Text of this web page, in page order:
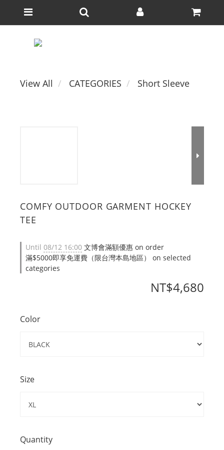
View All CATEGORIES Short Sleeve
COMFY OUTDOOR GARMENT HOCKEY
TEE
Until 08/12 16:00 文博會滿額優惠 on order
滿$5000即享免運費（限台灣本島地區） on selected
categories
NT$4,680
Color
Size
Quantity